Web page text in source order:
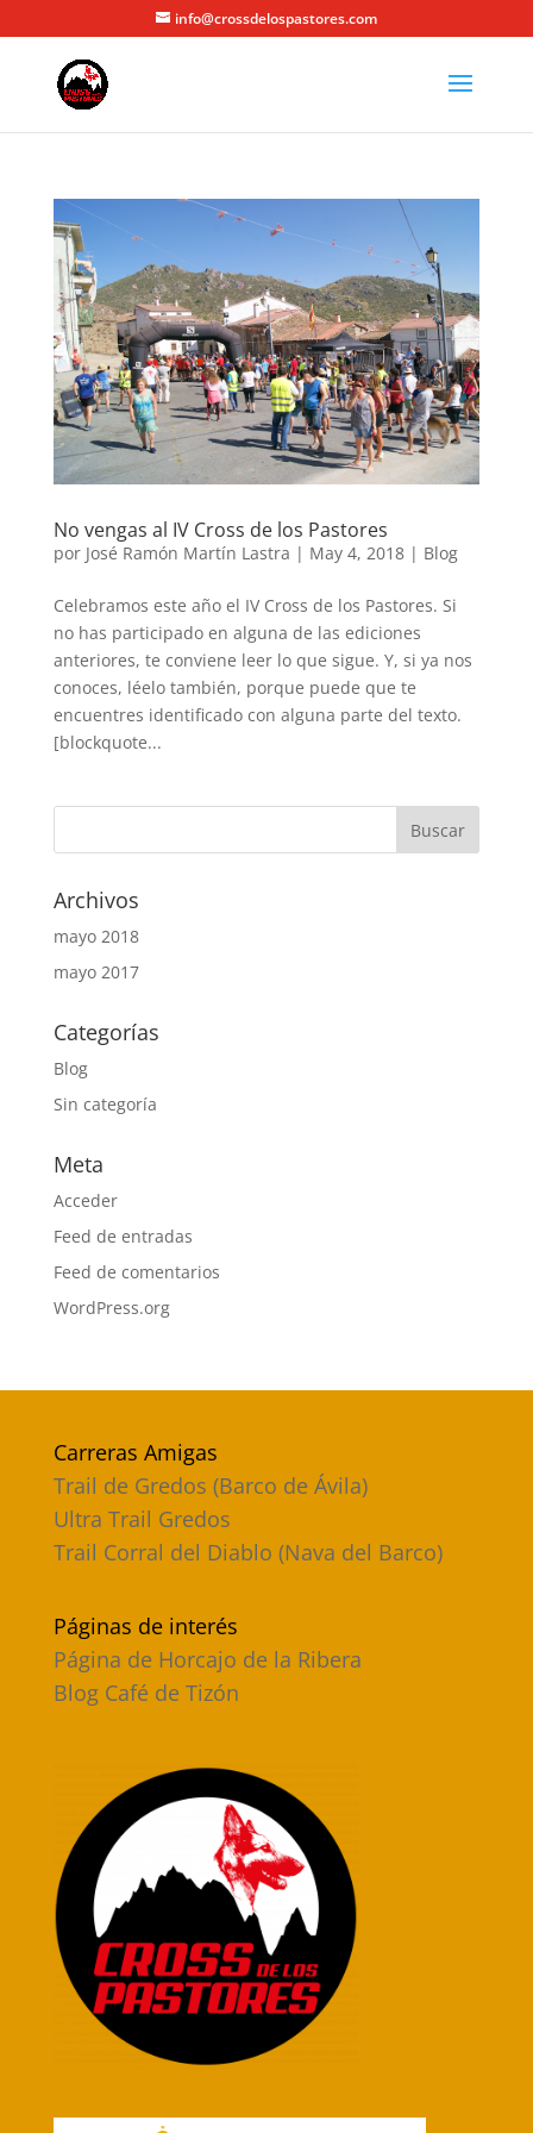
info@crossdelospastores.com
No vengas al IV Cross de los Pastores
por José Ramón Martín Lastra | May 4, 2018| Blog
Celebramos este año el IV Cross de los Pastores. Si
no has participado en alguna de las ediciones
anteriores, te conviene leer lo que sigue. Y, si ya nos
conoces, léelo también, porque puede que te
encuentres identificado con alguna parte del texto.
[blockquote...
Archivos
mayo 2018
mayo 2017
Categorías
Blog
Sin categoría
Meta
Acceder
Feed de entradas
Feed de comentarios
WordPress.org
Carreras Amigas
Trail de Gredos (Barco de Ávila)
Ultra Trail Gredos
Trail Corral del Diablo (Nava del Barco)
Páginas de interés
Página de Horcajo de la Ribera
Blog Café de Tizón